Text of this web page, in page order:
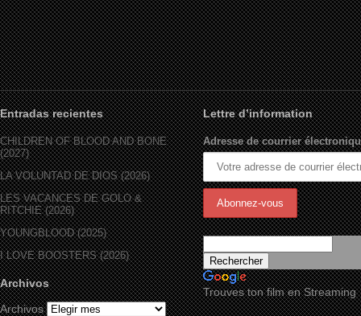
Entradas recientes
CHILDREN OF BLOOD AND BONE
(2027)
LA VOLUNTAD DE DIOS (2026)
LES VACANCES DE GOLO &
RITCHIE (2026)
YOUNGBLOOD (2025)
I LOVE BOOSTERS (2026)
Archivos
Archivos
Lettre d’information
Adresse de courrier
Trouves ton film en Streaming